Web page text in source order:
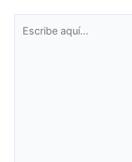
aquí...